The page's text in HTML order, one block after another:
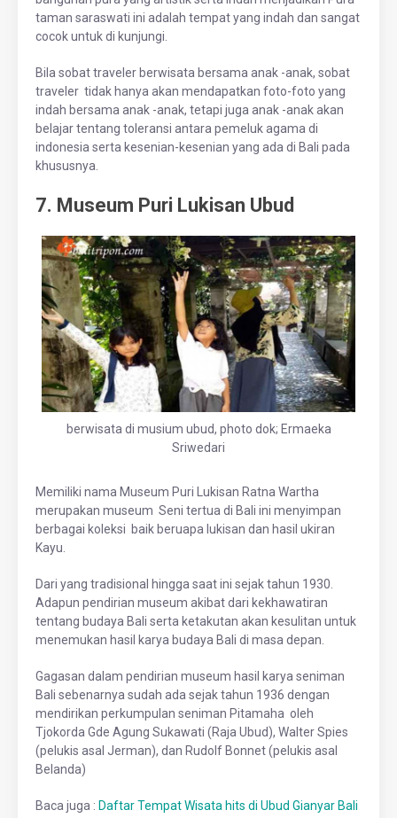
taman saraswati ini adalah tempat yang indah dan sangat
cocok untuk di kunjungi.
Bila sobat traveler berwisata bersama anak -anak, sobat
traveler tidak hanya akan mendapatkan foto-foto yang
indah bersama anak -anak, tetapi juga anak -anak akan
belajar tentang toleransi antara pemeluk agama di
indonesia serta kesenian-kesenian yang ada di Bali pada
khususnya.
7. Museum Puri Lukisan Ubud
berwisata di musium ubud, photo dok; Ermaeka
Sriwedari
Memiliki nama Museum Puri Lukisan Ratna Wartha
merupakan museum Seni tertua di Bali ini menyimpan
berbagai koleksi baik beruapa lukisan dan hasil ukiran
Kayu.
Dari yang tradisional hingga saat ini sejak tahun 1930.
Adapun pendirian museum akibat dari kekhawatiran
tentang budaya Bali serta ketakutan akan kesulitan untuk
menemukan hasil karya budaya Bali di masa depan.
Gagasan dalam pendirian museum hasil karya seniman
Bali sebenarnya sudah ada sejak tahun 1936 dengan
mendirikan perkumpulan seniman Pitamaha oleh
Tjokorda Gde Agung Sukawati (Raja Ubud), Walter Spies
(pelukis asal Jerman), dan Rudolf Bonnet (pelukis asal
Belanda)
Baca juga : Daftar Tempat Wisata hits di Ubud Gianyar Bali